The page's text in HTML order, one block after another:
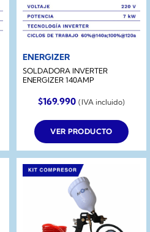
ENERGIZER
SOLDADORA INVERTER
ENERGIZER 140AMP
$169.990 (IVA incluido)
VER PRODUCTO